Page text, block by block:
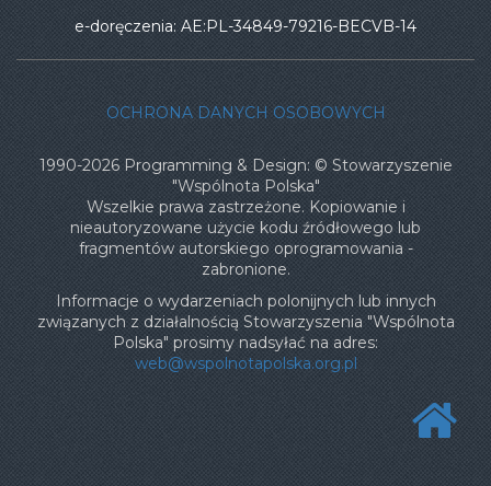
e-doręczenia: AE:PL-34849-79216-BECVB-14
OCHRONA DANYCH OSOBOWYCH
1990-2026 Programming & Design: © Stowarzyszenie
"Wspólnota Polska"
Wszelkie prawa zastrzeżone. Kopiowanie i
nieautoryzowane użycie kodu źródłowego lub
fragmentów autorskiego oprogramowania -
zabronione.
Informacje o wydarzeniach polonijnych lub innych
związanych z działalnością Stowarzyszenia "Wspólnota
Polska" prosimy nadsyłać na adres:
web@wspolnotapolska.org.pl